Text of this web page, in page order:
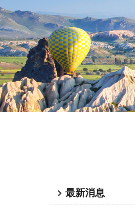
最新消息